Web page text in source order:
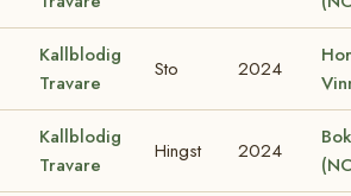
Kallblodig
Travare
Sto 2024
Kallblodig
Travare
Hingst 2024